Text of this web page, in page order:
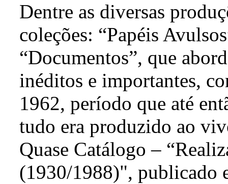
Dentre as diversas
coleções: “Papéis
“Documentos”, que
inéditos e importantes,
1962, período que até
tudo era produzido ao
Quase Catálogo –
(1930/1988)", publicado